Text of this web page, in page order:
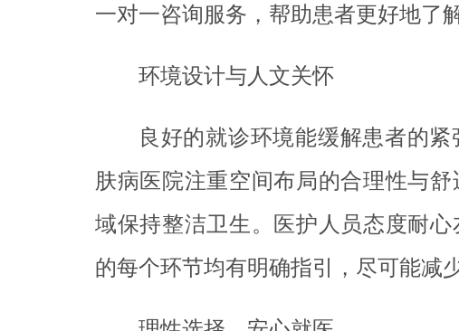
一对一咨询服务，帮助患者更好地了
环境设计与人文关怀
良好的就诊环境能缓解患者的
肤病医院注重空间布局的合理性与
域保持整洁卫生。医护人员态度耐
的每个环节均有明确指引，尽可能减